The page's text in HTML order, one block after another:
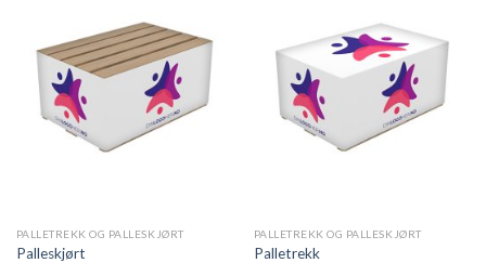
Legg til
ønskeliste
PALLETREKK OG PALLESKJØRT
Palleskjørt
Legg til
ønskeliste
PALLETREKK OG PALLESKJØRT
Palletrekk